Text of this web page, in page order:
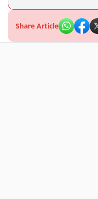
Share Article